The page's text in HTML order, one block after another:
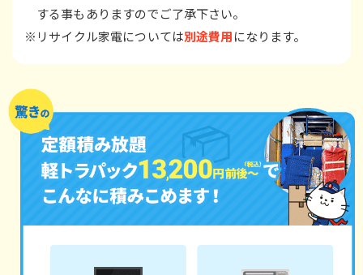
する事もありますのでご了承下さい。
※リサイクル家電については別途費用になります。